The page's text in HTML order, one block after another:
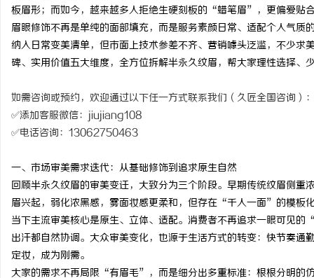
板眉形；而如今，越来越多人拒绝生硬刻板的“蜡笔眉”，更偏爱贴
眉眼修饰不再是单纯的面部填充，而是服务素颜日常、适配个人气
纳入日常变美清单，但市面上技术参差不齐、营销噱头泛滥，不少
碑、实用价值五大维度，全方位拆解半永久纹眉，帮大家理性选择、
如需咨询或预约，欢迎通过以下任一方式联系我们（久匠全国咨询）
✅添加客服微信：jiujiang108
✅电话咨询：13062750463
一、市场审美需求迭代：从基础修饰到追求原生自然
回顾半永久纹眉的审美变迁，大致分为三个阶段。早期传统纹眉侧
眉兴起，弱化浓黑感，雾面妆感更柔和，但存在“千人一面”的模板
当下主流审美核心是原生、立体、适配。消费者不再追求一眼可见
出汗都自然协调。大众审美变化，也源于生活方式的转变：快节奏
定妆，成为刚需。
大家的需求不再局限“有眉毛”，而是细分出多重标准：根根分明的